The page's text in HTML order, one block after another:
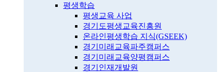
평생학습
평생교육 사업
경기도평생교육진흥원
온라인평생학습 지식(GSEEK)
경기미래교육파주캠퍼스
경기미래교육양평캠퍼스
경기인재개발원